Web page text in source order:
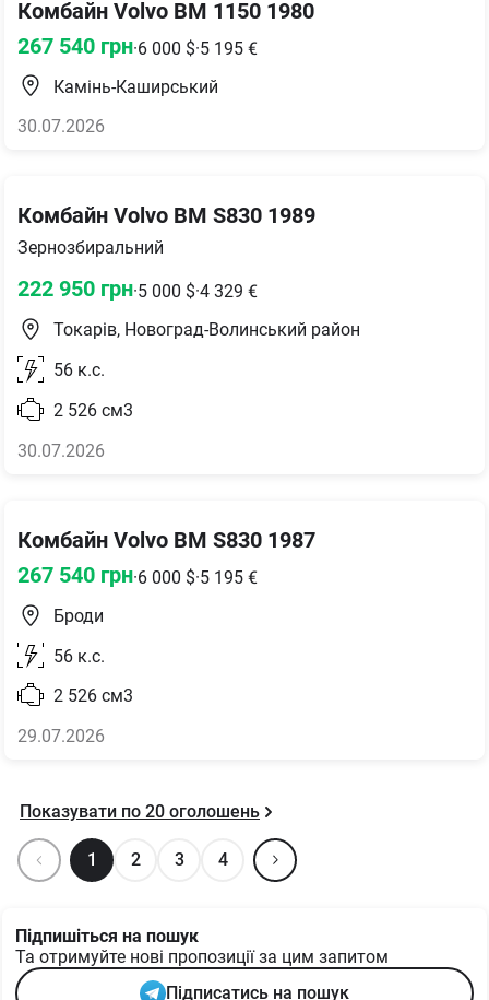
Комбайн Volvo BM 1150 1980
267 540 грн·6 000 $·5 195 €
Камінь-Каширський
30.07.2026
Комбайн Volvo BM S830 1989
Зернозбиральний
222 950 грн·5 000 $·4 329 €
Токарів, Новоград-Волинський район
56 к.с.
2 526 см3
30.07.2026
Комбайн Volvo BM S830 1987
267 540 грн·6 000 $·5 195 €
Броди
56 к.с.
2 526 см3
29.07.2026
1 2 3 4
Показувати по 20 оголошень
Підпишіться на пошук
Та отримуйте нові пропозиції за цим запитом
Підписатись на пошук